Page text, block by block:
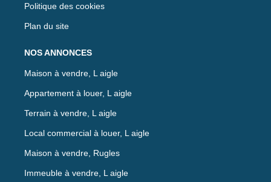
Politique des cookies
Plan du site
NOS ANNONCES
Maison à vendre, L aigle
Appartement à louer, L aigle
Terrain à vendre, L aigle
Local commercial à louer, L aigle
Maison à vendre, Rugles
Immeuble à vendre, L aigle